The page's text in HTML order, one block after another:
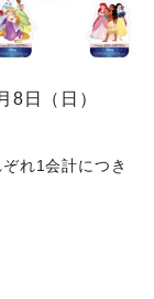
8日（日）
れ1会計につき